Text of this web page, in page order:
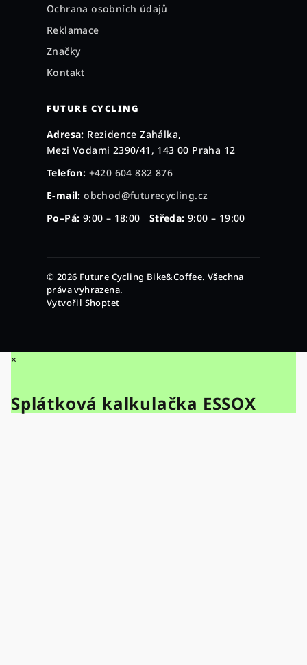
Ochrana osobních údajů
Reklamace
Značky
Kontakt
FUTURE CYCLING
Adresa: Rezidence Zahálka,
Mezi Vodami 2390/41, 143 00 Praha 12
Telefon: +420 604 882 876
E-mail: obchod@futurecycling.cz
Po–Pá: 9:00 – 18:00 Středa: 9:00 – 19:00
© 2026 Future Cycling Bike&Coffee. Všechna
práva vyhrazena.
Vytvořil Shoptet
×
Splátková kalkulačka ESSOX